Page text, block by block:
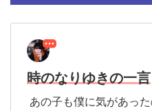
時のなりゆきの一言
あの子も僕に気があっ